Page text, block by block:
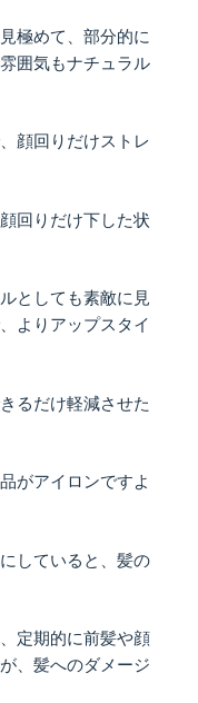
極めて、部分的に
囲気もナチュラル
顔回りだけストレ
回りだけ下した状
としても素敵に見
よりアップスタイ
るだけ軽減させた
がアイロンですよ
していると、髪の
定期的に前髪や顔
、髪へのダメージ